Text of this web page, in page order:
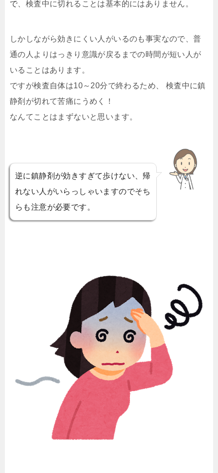
で 、検査中に切れることは基本的にはありません。
しかしながら効きにくい人がいるのも事実なので、普
通の人よりはっきり意識が戻るまでの時間が短い人が
いることはあります。
ですが検査自体は10～20分で終わるため、 検査中に鎮
静剤が切れて苦痛にうめく！
なんてことはまずないと思います。
逆に鎮静剤が効きすぎて歩けない、帰
れない人がいらっしゃいますのでそち
らも注意が必要です。